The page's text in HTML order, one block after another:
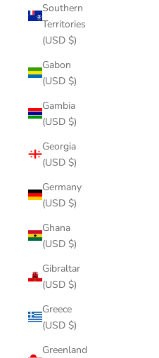
Southern
Territories
(USD $)
Gabon
(USD $)
Gambia
(USD $)
Georgia
(USD $)
Germany
(USD $)
Ghana
(USD $)
Gibraltar
(USD $)
Greece
(USD $)
Greenland